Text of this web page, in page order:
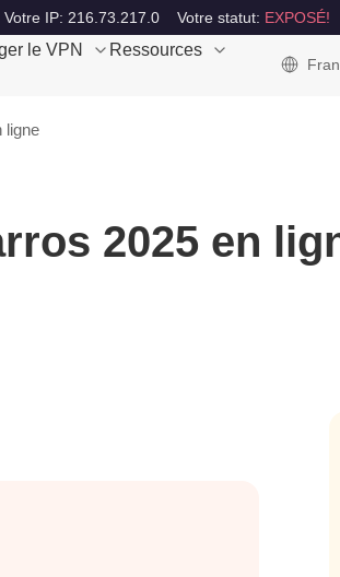
Votre IP: 216.73.217.0 Votre statut: EXPOSÉ!
le VPN
Ressources
ligne
2025 en